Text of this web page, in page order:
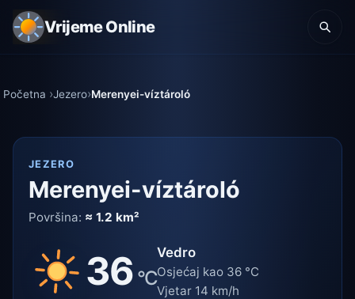
Vrijeme Online
Početna Jezero Merenyei-víztároló
JEZERO
Merenyei-víztároló
Površina: ≈ 1.2 km²
36 °C
Vedro
Osjećaj kao 36 °C
Vjetar 14 km/h